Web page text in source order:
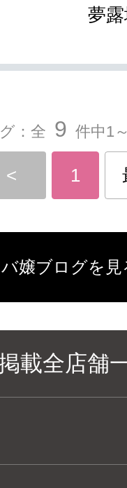
夢
：全 9 件中1
< 1
嬢ブログを見
載全店舗